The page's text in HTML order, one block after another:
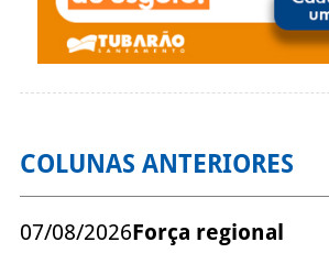
COLUNAS ANTERIORES
07/08/2026Força regional